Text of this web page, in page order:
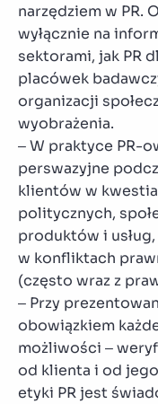
narzędziem w PR.
wyłącznie na
sektorami, jak PR
placówek
organizacji
wyobrażenia.
– W praktyce PR-
perswazyjne
klientów w
politycznych,
produktów i
w konfliktach
(często wraz z
– Przy
obowiązkiem
możliwości –
od klienta i od
etyki PR jest